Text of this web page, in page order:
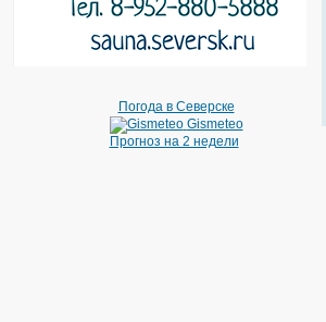
Погода в Северске
Gismeteo
Прогноз на 2 недели